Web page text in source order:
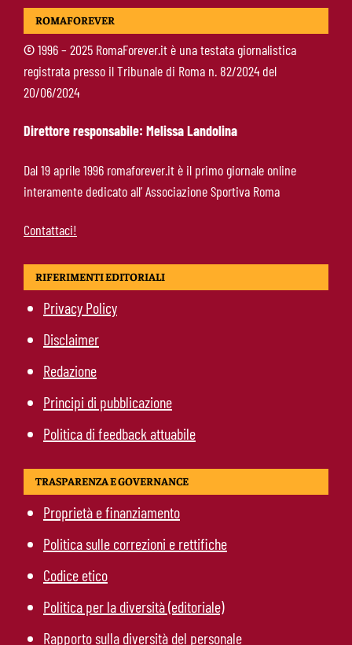
Roma, il mercato ora è nelle sue mani: dopo
Roma, doppia cessione in Spagna: Angeliño al
Deportivo, Kumbulla al Rayo Vallecano
ROMAFOREVER
©1996 – 2025 RomaForever.it è una testata giornalistica
registrata presso il Tribunale di Roma n. 82/2024 del
20/06/2024
Direttore responsabile: Melissa Landolina
Dal 19 aprile 1996 romaforever.it è il primo giornale online
interamente dedicato all’ Associazione Sportiva Roma
Contattaci!
RIFERIMENTI EDITORIALI
Privacy Policy
Disclaimer
Redazione
Principi di pubblicazione
Politica di feedback attuabile
TRASPARENZA E GOVERNANCE
Proprietà e finanziamento
Politica sulle correzioni e rettifiche
Codice etico
Politica per la diversità (editoriale)
Rapporto sulla diversità del personale